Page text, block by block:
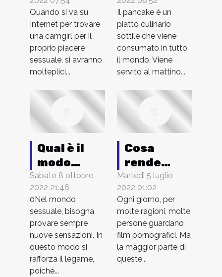
con una
camgirl
italiana?
Quando si va su
Internet per trovare
una camgirl per il
proprio piacere
sessuale, si avranno
molteplici...
pancake
Il pancake è un
piatto culinario
sottile che viene
consumato in tutto
il mondo. Viene
servito al mattino...
Qual è il
modo
migliore
per godere
del
piacere
anale?
Sabato 8 ottobre
2022 21:46
0Nel mondo
sessuale, bisogna
provare sempre
nuove sensazioni. In
questo modo si
rafforza il legame,
poiché...
Cosa
rende
migliore
un gioco
porno e
come si
gioca?
Martedì 5 luglio
2022 01:02
Ogni giorno, per
molte ragioni, molte
persone guardano
film pornografici. Ma
la maggior parte di
queste...